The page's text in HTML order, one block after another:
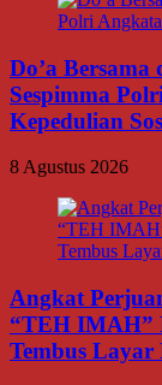
Do’a
Sespimma
Kepedulian
8 Agustus 2026
Angkat
“TEH IMAH”
Tembus Layar